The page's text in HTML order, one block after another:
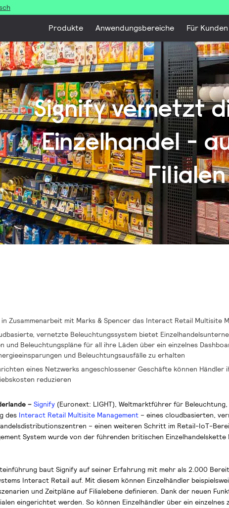
Produkte Anwendungsbereiche Für Kunden
Signify vernetzt
Einzelhandel -
Zusammenarbeit mit Marks & Spencer das Interact Retail Multisite
vernetzte Beleuchtungssystem bietet
und Beleuchtungspläne für all ihre Läden über ein einzelnes
und Beleuchtungsausfälle zu erhalten
eines Netzwerks angeschlossener Geschäfte können
reduzieren
– Signify(Euronext: LIGHT), Weltmarktführer für
des Interact Retail Multisite Management– eines cloudbasierten,
– einen weiteren Schritt im Retail-IoT-
System wurde von der führenden britischen Einzelhandelskette
baut Signify auf seiner Erfahrung mit mehr als 2.000
Interact Retail auf. Mit diesem können Einzelhändler
und Zeitpläne auf Filialebene definieren. Dank der neuen
eingerichtet werden. So können Einzelhändler über ein